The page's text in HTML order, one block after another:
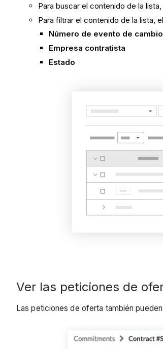
Para buscar el contenido de la
Para filtrar el contenido de la lista,
Número de evento de cambio
Empresa contratista
Estado
Ver las peticiones de
Las peticiones de oferta también